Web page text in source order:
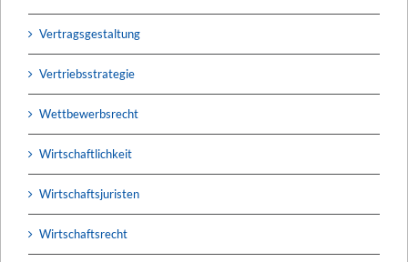
Vertragsgestaltung
Vertriebsstrategie
Wettbewerbsrecht
Wirtschaftlichkeit
Wirtschaftsjuristen
Wirtschaftsrecht